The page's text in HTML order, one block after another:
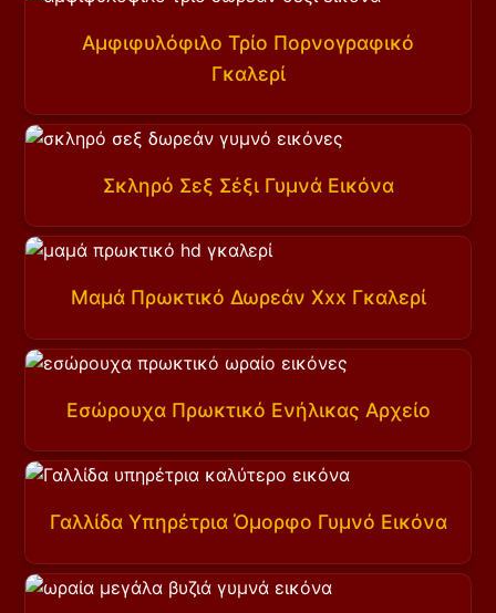
Αμφιφυλόφιλο Τρίο Πορνογραφικό
Γκαλερί
Σκληρό Σεξ Σέξι Γυμνά Εικόνα
Μαμά Πρωκτικό Δωρεάν Xxx Γκαλερί
Εσώρουχα Πρωκτικό Ενήλικας Αρχείο
Γαλλίδα Υπηρέτρια Όμορφο Γυμνό Εικόνα